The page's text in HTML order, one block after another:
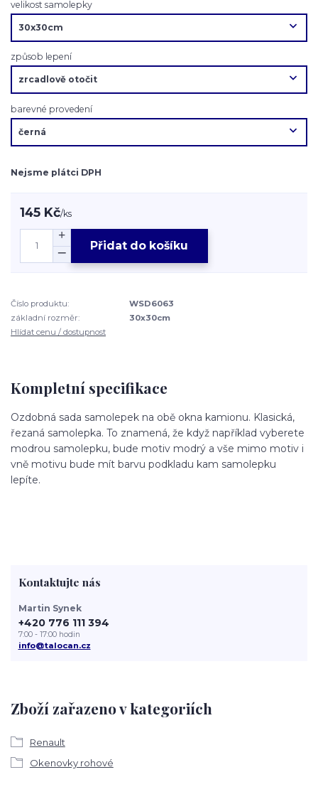
velikost samolepky
způsob lepení
barevné provedení
Nejsme plátci DPH
145 Kč/ks
Přidat do košíku
Číslo produktu:
WSD6063
základní rozměr:
30x30cm
Hlídat cenu / dostupnost
Kompletní specifikace
Ozdobná sada samolepek na obě okna kamionu. Klasická,
řezaná samolepka. To znamená, že když například vyberete
modrou samolepku, bude motiv modrý a vše mimo motiv i
vně motivu bude mít barvu podkladu kam samolepku
lepíte.
Zboží zařazeno v kategoriích
Renault
Okenovky rohové
Kontaktujte nás
Martin Synek
+420 776 111 394
7:00 - 17:00 hodin
info@talocan.cz